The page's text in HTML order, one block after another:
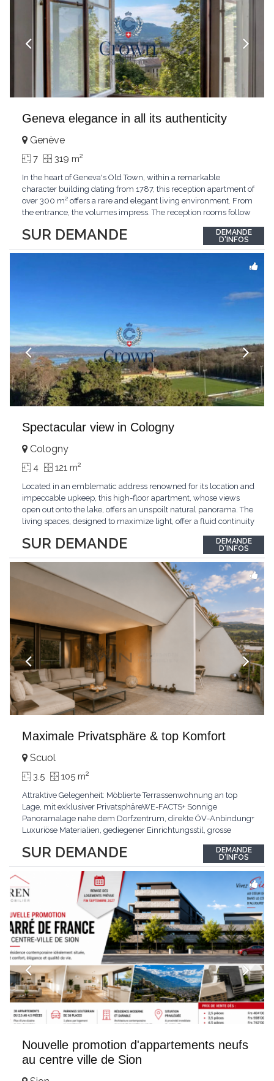
Geneva elegance in all its authenticity
SUR DEMANDE
Genève
7 319 m2
In the heart of Geneva's Old Town, within a remarkable
character building dating from 1787, this reception apartment of
over 300 m² offers a rare and elegant living environment. From
the entrance, the volumes impress. The reception rooms follow
period architecture. High ceilings, finely crafted stuccoes,
moldings, woodwork, old fireplaces,...
DEMANDE
D'INFOS
Spectacular view in Cologny
SUR DEMANDE
Cologny
4 121 m2
Located in an emblematic address renowned for its location and
impeccable upkeep, this high-floor apartment, whose views
open out onto the lake, offers an unspoilt natural panorama. The
living spaces, designed to maximize light, offer a fluid continuity
comprises two bedrooms, each with its own bathroom,
guaranteeing comfort and privacy. Private...
DEMANDE
D'INFOS
Maximale Privatsphäre & top Komfort
SUR DEMANDE
Scuol
3.5 105 m2
Attraktive Gelegenheit: Möblierte Terrassenwohnung an top
Lage, mit exklusiver PrivatsphäreWE-FACTS+ Sonnige
Panoramalage nahe dem Dorfzentrum, direkte ÖV-Anbindung+
Luxuriöse Materialien, gediegener Einrichtungsstil, grosse
gemeinschaftliche WaschküchePasst für:Geniesser von
Weitblick und gehobenem WohnkomfortDie Wohnung wird
hochwertig
DEMANDE
D'INFOS
Nouvelle promotion d'appartements neufs
au centre ville de Sion